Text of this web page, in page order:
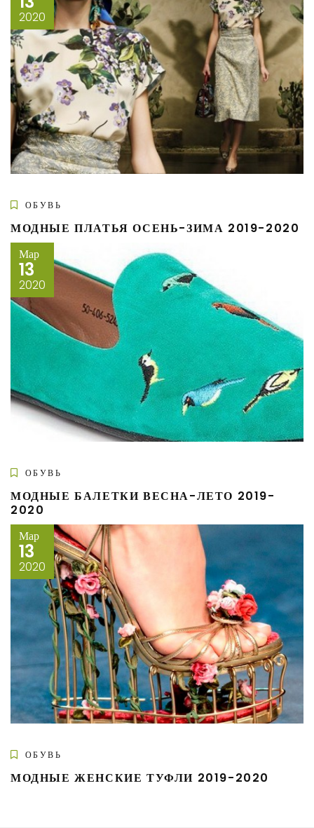
2020
ОБУВЬ
МОДНЫЕ ПЛАТЬЯ ОСЕНЬ-ЗИМА 2019-2020
Мар
13
2020
ОБУВЬ
МОДНЫЕ БАЛЕТКИ ВЕСНА-ЛЕТО 2019-
2020
Мар
13
2020
ОБУВЬ
МОДНЫЕ ЖЕНСКИЕ ТУФЛИ 2019-2020